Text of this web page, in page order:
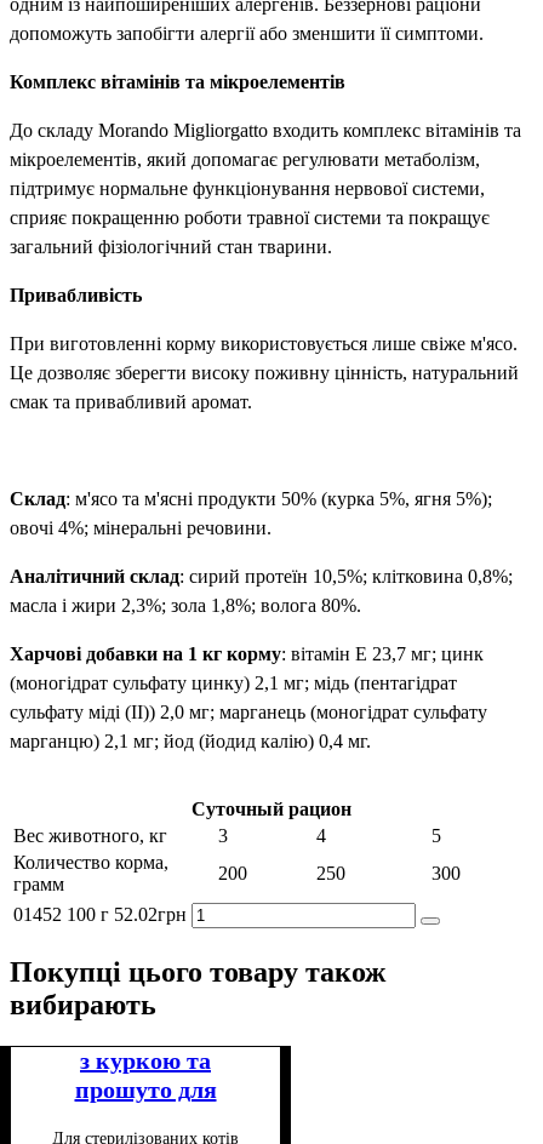
допоможуть запобігти алергії або зменшити її симптоми.
Комплекс вітамінів та мікроелементів
До складу Morando Migliorgatto входить комплекс вітамінів та
мікроелементів, який допомагає регулювати метаболізм,
підтримує нормальне функціонування нервової системи,
сприяє покращенню роботи травної системи та покращує
загальний фізіологічний стан тварини.
Привабливість
При виготовленні корму використовується лише свіже м'ясо.
Це дозволяє зберегти високу поживну цінність, натуральний
смак та привабливий аромат.
Склад: м'ясо та м'ясні продукти 50% (курка 5%, ягня 5%);
овочі 4%; мінеральні речовини.
Аналітичний склад: сирий протеїн 10,5%; клітковина 0,8%;
масла і жири 2,3%; зола 1,8%; волога 80%.
Харчові добавки на 1 кг корму: вітамін Е 23,7 мг; цинк
(моногідрат сульфату цинку) 2,1 мг; мідь (пентагідрат
сульфату міді (II)) 2,0 мг; марганець (моногідрат сульфату
марганцю) 2,1 мг; йод (йодид калію) 0,4 мг.
Суточный рацион
Вес животного, кг
3 4
5
Количество корма,
грамм
200 250
300
01452 100 г 52.02грн
Покупці цього товару також
вибирають
з куркою та
прошуто для
Для стерилізованих котів